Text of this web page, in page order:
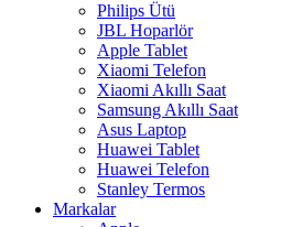
Philips Ütü
JBL Hoparlör
Apple Tablet
Xiaomi Telefon
Xiaomi Akıllı Saat
Samsung Akıllı Saat
Asus Laptop
Huawei Tablet
Huawei Telefon
Stanley Termos
Markalar